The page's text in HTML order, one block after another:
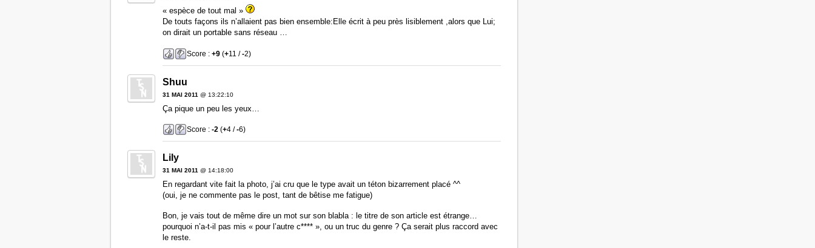
« espèce de tout mal »
De touts façons ils n’allaient pas bien ensemble:Elle écrit à peu près lisiblement ,alors que Lui;
on dirait un portable sans réseau …
Score : +9(+11 /-2)
Shuu
31 MAI 2011 @ 13:22:10
Ça pique un peu les yeux…
Score : -2(+4 /-6)
Lily
31 MAI 2011 @ 14:18:00
En regardant vite fait la photo, j’ai cru que le type avait un téton bizarrement placé ^^
(oui, je ne commente pas le post, tant de bêtise me fatigue)
Bon, je vais tout de même dire un mot sur son blabla : le titre de son article est étrange…
pourquoi n’a-t-il pas mis « pour l’autre c**** », ou un truc du genre ? Ça serait plus raccord avec
le reste.